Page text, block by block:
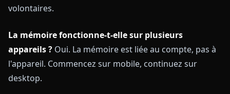
volontaires.
La mémoire fonctionne-t-elle sur plusieurs
appareils ? Oui. La mémoire est liée au compte, pas à
l'appareil. Commencez sur mobile, continuez sur
desktop.